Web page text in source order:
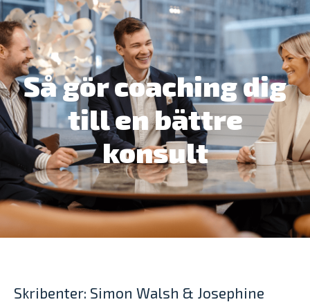
Så gör coaching dig
till en bättre
konsult
Skribenter: Simon Walsh & Josephine